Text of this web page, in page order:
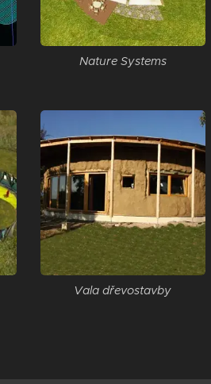
Nature Systems
Vala dřevostavby